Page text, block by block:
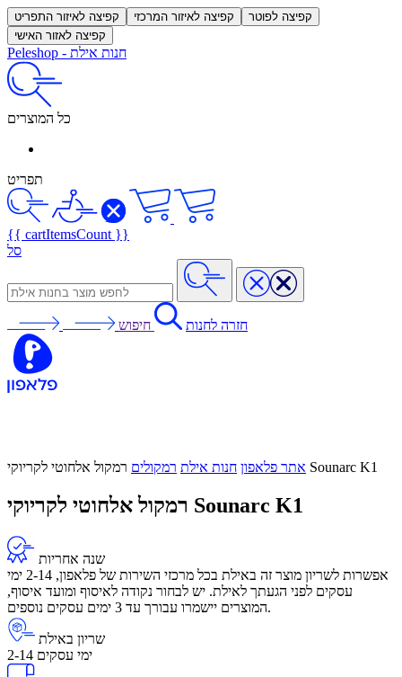
קפיצה לאיזור התפריט קפיצה לאיזור המרכזי
קפיצה לפוטר
קפיצה לאזור האישי
Peleshop - חנות אילת
כל המוצרים
תפריט
{{ cartItemsCount }}
סל
חזרה לחנות חיפוש
אתר פלאפון חנות אילת רמקולים רמקול אלחוטי לקריוקי Sounarc K1
רמקול אלחוטי לקריוקי Sounarc K1
שנה אחריות
אפשרות לשריון מוצר זה באילת בכל מרכזי השירות של פלאפון, 2-14 ימי
עסקים לפני הגעתך לאילת. יש לבחור נקודה לאיסוף ומועד איסוף,
המוצרים יישמרו עבורך עד 3 ימים עסקים נוספים.
שריון באילת
2-14 ימי עסקים